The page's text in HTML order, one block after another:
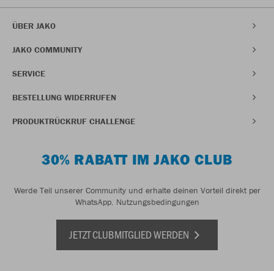
ÜBER JAKO
JAKO COMMUNITY
SERVICE
BESTELLUNG WIDERRUFEN
PRODUKTRÜCKRUF CHALLENGE
30% RABATT IM JAKO CLUB
Werde Teil unserer Community und erhalte deinen Vorteil direkt per
WhatsApp. Nutzungsbedingungen
JETZT CLUBMITGLIED WERDEN